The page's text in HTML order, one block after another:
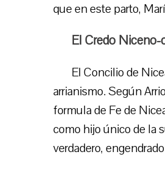
que en este parto,
El Credo
El Concilio de
arrianismo. Según
formula de Fe de
como hijo único de la
verdadero,